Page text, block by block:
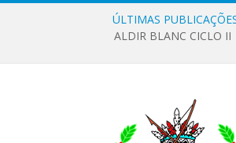
ÚLTIMAS
ALDIR BLANC CICLO II